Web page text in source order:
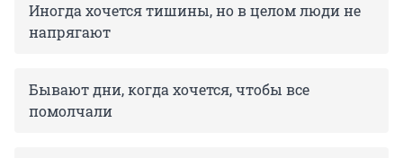
Иногда хочется тишины, но в целом люди не
напрягают
Бывают дни, когда хочется, чтобы все
помолчали